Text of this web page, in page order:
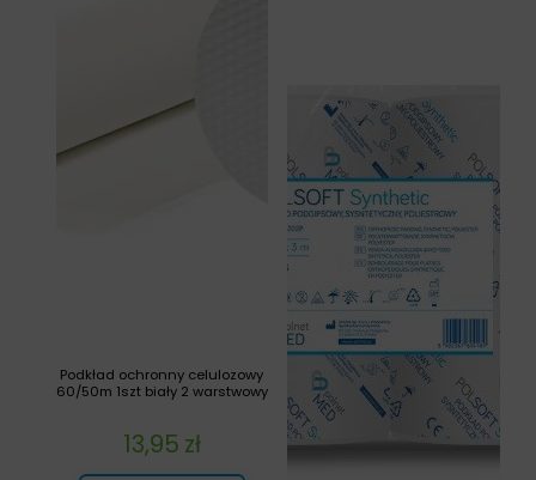
Podkład ochronny celulozowy
60/50m 1szt biały 2 warstwowy
13,95 zł